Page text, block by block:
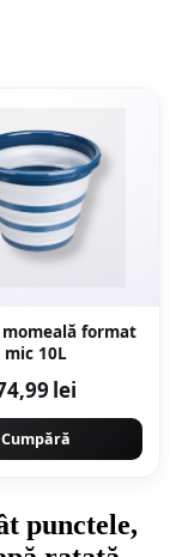
format
mic 10L
lei
Cumpără
punctele,